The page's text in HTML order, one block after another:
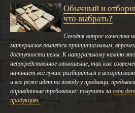
Обычный и
что выбрать?
Сегодня вопрос качества
материалов является принципиальным,
доступности цены. К натуральному камню
непосредственное отношение, так как
начинает все лучше разбираться в
и все реже идет на поводу у продавца,
оправданные требования: получить за свои
продукцию.